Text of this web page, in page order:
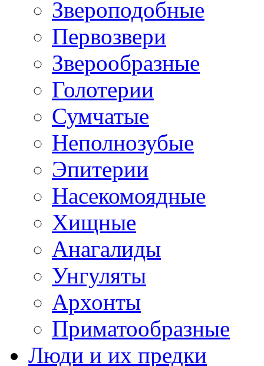
Звероподобные
Первозвери
Зверообразные
Голотерии
Сумчатые
Неполнозубые
Эпитерии
Насекомоядные
Хищные
Анагалиды
Унгуляты
Архонты
Приматообразные
Люди и их предки